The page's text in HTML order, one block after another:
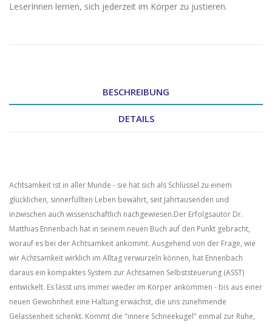
LeserInnen lernen, sich jederzeit im Körper zu justieren.
BESCHREIBUNG
DETAILS
Achtsamkeit ist in aller Munde - sie hat sich als Schlüssel zu einem
glücklichen, sinnerfüllten Leben bewährt, seit Jahrtausenden und
inzwischen auch wissenschaftlich nachgewiesen.Der Erfolgsautor Dr.
Matthias Ennenbach hat in seinem neuen Buch auf den Punkt gebracht,
worauf es bei der Achtsamkeit ankommt. Ausgehend von der Frage, wie
wir Achtsamkeit wirklich im Alltag verwurzeln können, hat Ennenbach
daraus ein kompaktes System zur Achtsamen Selbststeuerung (ASST)
entwickelt. Es lässt uns immer wieder im Körper ankommen - bis aus einer
neuen Gewohnheit eine Haltung erwächst, die uns zunehmende
Gelassenheit schenkt. Kommt die "innere Schneekugel" einmal zur Ruhe,